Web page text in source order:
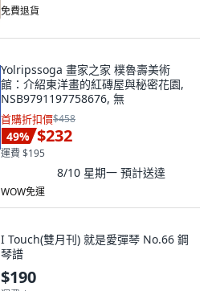
免費退貨
Yolripssoga 畫家之家 樸魯壽美術
館：介紹東洋畫的紅磚屋與秘密花園,
NSB9791197758676, 無
首購折扣價$458
49% $232
運費 $195
8/10 星期一 預計送達
WOW免運
I Touch(雙月刊) 就是愛彈琴 No.66 鋼
琴譜
$190